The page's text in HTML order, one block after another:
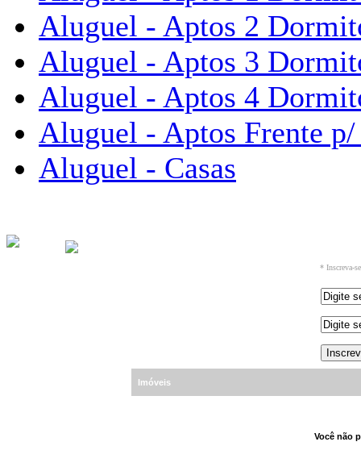
Aluguel - Aptos 2
Aluguel - Aptos 3
Aluguel - Aptos 4
Aluguel - Aptos Frente
Aluguel - Casas
* Inscreva-
Imóveis
Você não